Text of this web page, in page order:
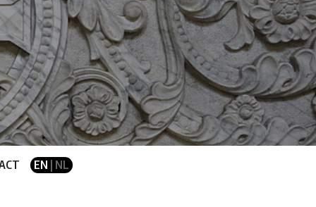
EN | NL